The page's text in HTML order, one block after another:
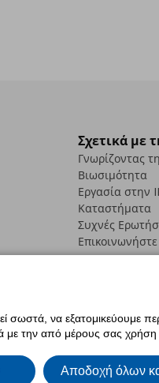
Σχετικά με
Γνωρίζοντας
Βιωσιμότητα
Εργασία στην
Καταστήματα
Συχνές
προσβασιμότηταςΈντυπο
να εξατομικεύουμε
με την από μέρους σας
Αποδοχή όλων